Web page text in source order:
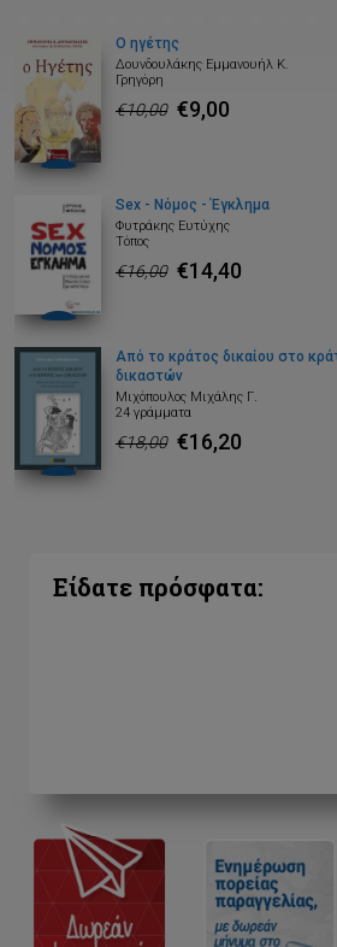
Ο ηγέτης
Δουνδουλάκης Εμμανουήλ Κ.
Γρηγόρη
€10,00 €9,00
Sex - Νόμος - Έγκλημα
Φυτράκης Ευτύχης
Τόπος
€16,00 €14,40
Από το κράτος δικαίου στο
δικαστών
Μιχόπουλος Μιχάλης Γ.
24 γράμματα
€18,00 €16,20
Είδατε πρόσφατα: